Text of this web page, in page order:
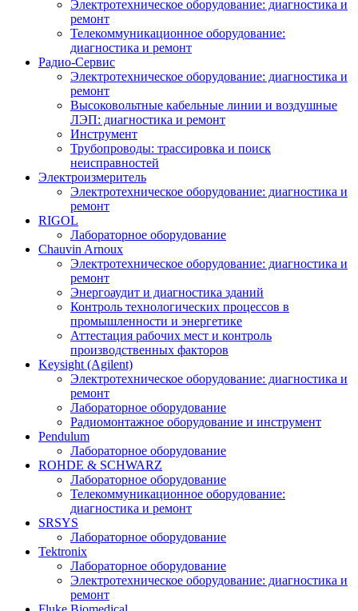
Электротехническое оборудование: диагностика и
ремонт
Телекоммуникационное оборудование:
диагностика и ремонт
Радио-Cервис
Электротехническое оборудование: диагностика и
ремонт
Высоковольтные кабельные линии и воздушные
ЛЭП: диагностика и ремонт
Инструмент
Трубопроводы: трассировка и поиск
неисправностей
Электроизмеритель
Электротехническое оборудование: диагностика и
ремонт
RIGOL
Лабораторное оборудование
Chauvin Arnoux
Электротехническое оборудование: диагностика и
ремонт
Энергоаудит и диагностика зданий
Контроль технологических процессов в
промышленности и энергетике
Аттестация рабочих мест и контроль
производственных факторов
Keysight (Agilent)
Электротехническое оборудование: диагностика и
ремонт
Лабораторное оборудование
Радиомонтажное оборудование и инструмент
Pendulum
Лабораторное оборудование
ROHDE & SCHWARZ
Лабораторное оборудование
Телекоммуникационное оборудование:
диагностика и ремонт
SRSYS
Лабораторное оборудование
Tektronix
Лабораторное оборудование
Электротехническое оборудование: диагностика и
ремонт